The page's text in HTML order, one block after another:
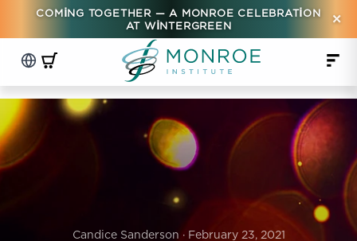
COMING TOGETHER — A MONROE CELEBRATION
AT WINTERGREEN
×
Candice Sanderson · February 23, 2021